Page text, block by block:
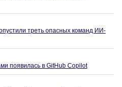
треть опасных команд ИИ-
появилась в GitHub Copilot